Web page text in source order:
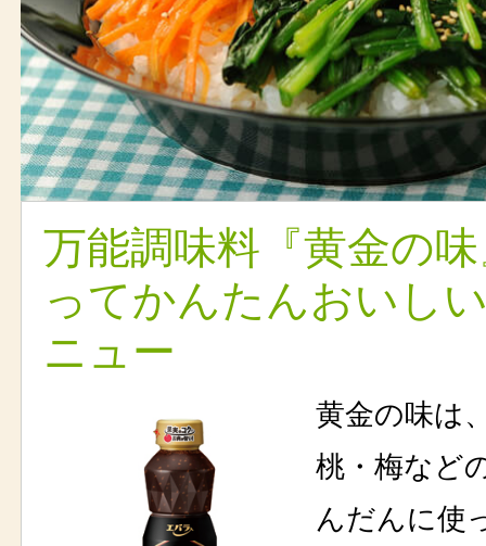
万能調味料『黄金の
ってかんたんおいし
ニュー
黄金の味は
桃・梅など
んだんに使